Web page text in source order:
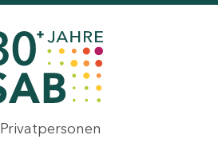
Privatpersonen